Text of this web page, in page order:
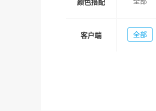
颜色搭配
客户端 全部